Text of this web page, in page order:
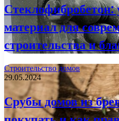
материал для
строительства и
Строительство домов
29.05.2024
Срубы домов из